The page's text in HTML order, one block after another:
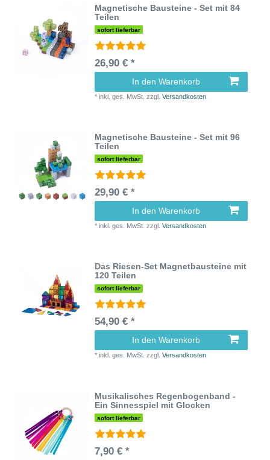
Magnetische Bausteine - Set mit 84
Teilen
sofort lieferbar
26,90 € *
In den Warenkorb
*inkl. ges. MwSt. zzgl.Versandkosten
Magnetische Bausteine - Set mit 96
Teilen
sofort lieferbar
29,90 € *
In den Warenkorb
*inkl. ges. MwSt. zzgl.Versandkosten
Das Riesen-Set Magnetbausteine mit
120 Teilen
sofort lieferbar
54,90 € *
In den Warenkorb
*inkl. ges. MwSt. zzgl.Versandkosten
Musikalisches Regenbogenband -
Ein Sinnesspiel mit Glocken
sofort lieferbar
7,90 € *